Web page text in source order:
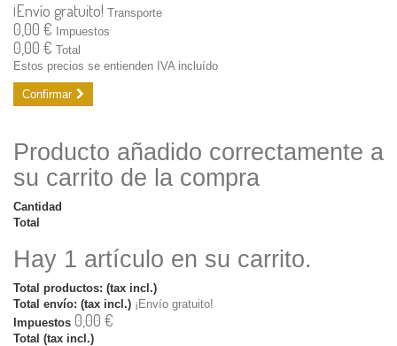
¡Envío gratuito! Transporte
0,00 € Impuestos
0,00 € Total
Estos precios se entienden IVA incluído
Confirmar
Producto añadido correctamente a
su carrito de la compra
Cantidad
Total
Hay 1 artículo en su carrito.
Total productos: (tax incl.)
Total envío: (tax incl.) ¡Envío gratuito!
Impuestos 0,00 €
Total (tax incl.)